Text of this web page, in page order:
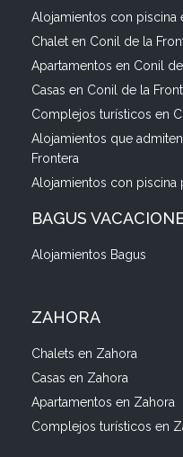
Alojamientos con piscina
Chalet en Conil de la
Apartamentos en Conil
Casas en Conil de la
Complejos turísticos en
Alojamientos que
Frontera
Alojamientos con piscina
BAGUS
Alojamientos Bagus
ZAHORA
Chalets en Zahora
Casas en Zahora
Apartamentos en Zahora
Complejos turísticos en